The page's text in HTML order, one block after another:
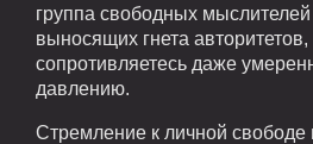
группа свободных
выносящих гнета
сопротивляетесь даже
давлению.
Стремление к личной